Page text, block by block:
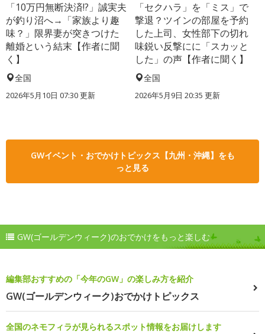
「10万円無断決済!?」誠実夫
が釣り沼へ→「家族より趣
味？」限界妻が突きつけた
離婚という結末【作者に聞
く】
全国
2026年5月10日 07:30 更新
「セクハラ」を「ミス」で
撃退？ツインの部屋を予約
した上司、女性部下の切れ
味鋭い反撃にに「スカッと
した」の声【作者に聞く】
全国
2026年5月9日 20:35 更新
GWイベント・おでかけトピックス【九州・沖縄】をも
っと見る
GW(ゴールデンウィーク)のおでかけをもっと楽しむ
編集部おすすめの「今年のGW」の楽しみ方を紹介
GW(ゴールデンウィーク)おでかけトピックス
全国のネモフィラが見られるスポット情報をお届けします